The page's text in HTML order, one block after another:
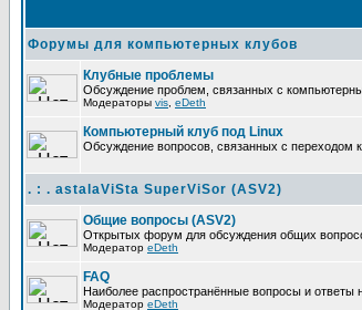
Форумы для компьютерных клубов
Клубные проблемы
Обсуждение проблем, связанных с
Модераторы vis eDeth
Компьютерный клуб под Linux
Обсуждение вопросов, связанных с переходом
. : . astalaViSta SuperViSor (ASV2)
Общие вопросы (ASV2)
Открытых форум для обсуждения общих
Модератор eDeth
FAQ
Наиболее распространённые вопросы и
Модератор eDeth